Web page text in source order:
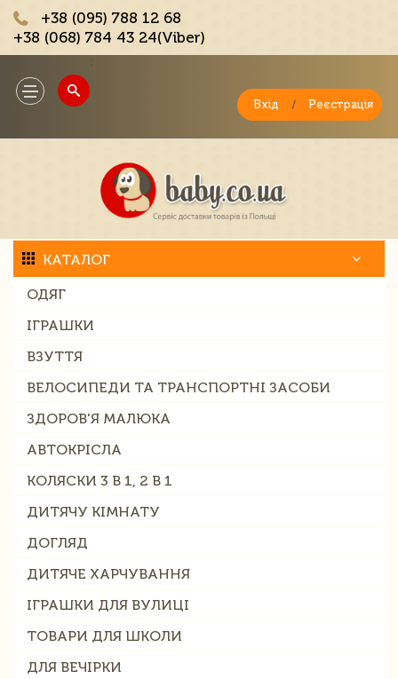
+38 (095) 788 12 68
+38 (068) 784 43 24(Viber)
Toggle
navigation
Вхід / Реєстрація
КАТАЛОГ
ОДЯГ
ІГРАШКИ
ВЗУТТЯ
ВЕЛОСИПЕДИ ТА ТРАНСПОРТНІ ЗАСОБИ
ЗДОРОВ'Я МАЛЮКА
АВТОКРІСЛА
КОЛЯСКИ 3 В 1, 2 В 1
ДИТЯЧУ КІМНАТУ
ДОГЛЯД
ДИТЯЧЕ ХАРЧУВАННЯ
ІГРАШКИ ДЛЯ ВУЛИЦІ
ТОВАРИ ДЛЯ ШКОЛИ
ДЛЯ ВЕЧІРКИ